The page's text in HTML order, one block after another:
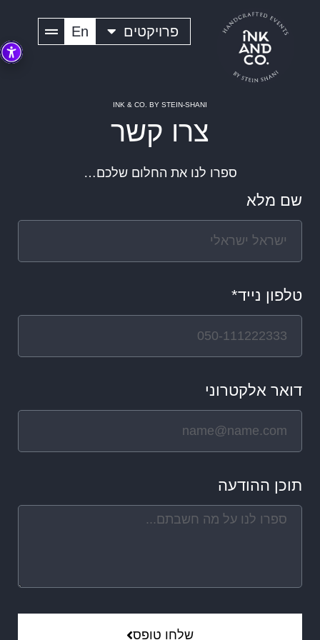
פרויקטים En
INK & CO. BY STEIN-SHANI
צרו קשר
ספרו לנו את החלום שלכם…
שם מלא
טלפון נייד*
דואר אלקטרוני
תוכן ההודעה
שלחו טופס